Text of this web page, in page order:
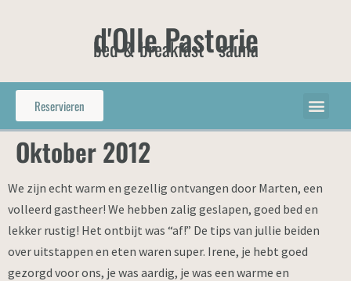
d'Olle Pastorie
bed & breakfast - sauna
Reservieren
Oktober 2012
We zijn echt warm en gezellig ontvangen door Marten, een
volleerd gastheer! We hebben zalig geslapen, goed bed en
lekker rustig! Het ontbijt was “af!” De tips van jullie beiden
over uitstappen en eten waren super. Irene, je hebt goed
gezorgd voor ons, je was aardig, je was een warme en